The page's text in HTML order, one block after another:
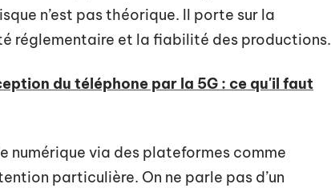
n’est pas théorique. Il porte sur la
réglementaire et la fiabilité des productions.
du téléphone par la 5G : ce qu'il faut
numérique via des plateformes comme
particulière. On ne parle pas d’un